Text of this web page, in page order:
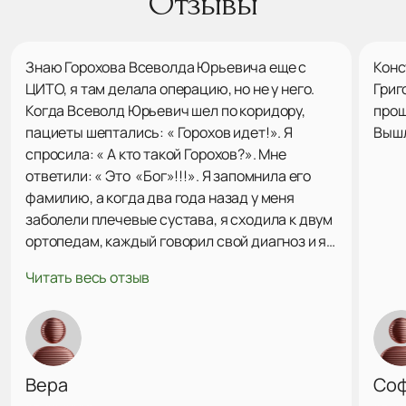
Знаю Горохова Всеволда Юрьевича еще с
ЦИТО, я там делала операцию, но не у него.
Когда Всеволд Юрьевич шел по коридору,
пациеты шептались: « Горохов идет!». Я
спросила: « А кто такой Горохов?». Мне
ответили: « Это «Бог»!!!». Я запомнила его
фамилию, а когда два года назад у меня
заболели плечевые сустава, я сходила к двум
ортопедам, каждый говорил свой диагноз и я
Через сайт «Продокторов» нашла его, была на
консультации. Он посмотрел мои снимки,
сказал точный диагноз, наметили план
действий. Решили попробывать подколы
озоном. Подколы делает профессионально,
уверенно, точно в межсуставную щель. Даже
Читать весь отзыв
Вера